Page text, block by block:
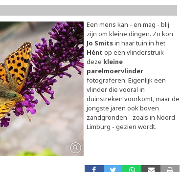
Een mens kan - en mag - blij
zijn om kleine dingen. Zo kon
Jo Smitsin haar tuin in het
Hènt op een vlinderstruik
deze kleine
parelmoervlinder
fotograferen. Eigenlijk een
vlinder die vooral in
duinstreken voorkomt, maar de
jongste jaren ook boven
zandgronden - zoals in Noord-
Limburg - gezien wordt.